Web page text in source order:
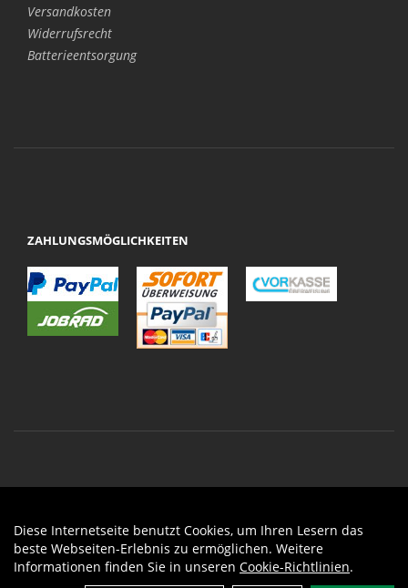
Versandkosten
Widerrufsrecht
Batterieentsorgung
ZAHLUNGSMÖGLICHKEITEN
Diese Internetseite benutzt Cookies, um Ihren Lesern das
beste Webseiten-Erlebnis zu ermöglichen. Weitere
Informationen finden Sie in unseren Cookie-Richtlinien.
Auftrag widerrufen